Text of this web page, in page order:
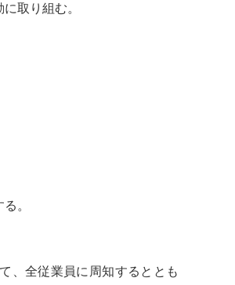
取り組む。
。
、全従業員に周知するととも